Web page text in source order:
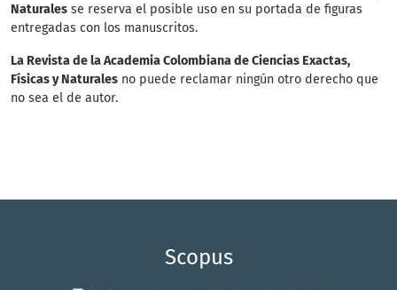
Naturales se reserva el posible uso en su portada de figuras
entregadas con los manuscritos.
La Revista de la Academia Colombiana de Ciencias Exactas,
Físicas y Naturales no puede reclamar ningún otro derecho que
no sea el de autor.
Scopus